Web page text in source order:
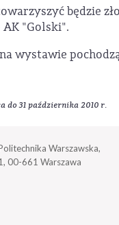
będzie
AK "Golski".
wystawie
do 31 października 2010 r.
Warszawska,
00-661 Warszawa